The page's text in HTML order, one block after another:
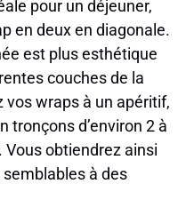
pour un déjeuner,
en deux en diagonale.
est plus esthétique
couches de la
vos wraps à un apéritif,
tronçons d’environ 2 à
Vous obtiendrez ainsi
à des